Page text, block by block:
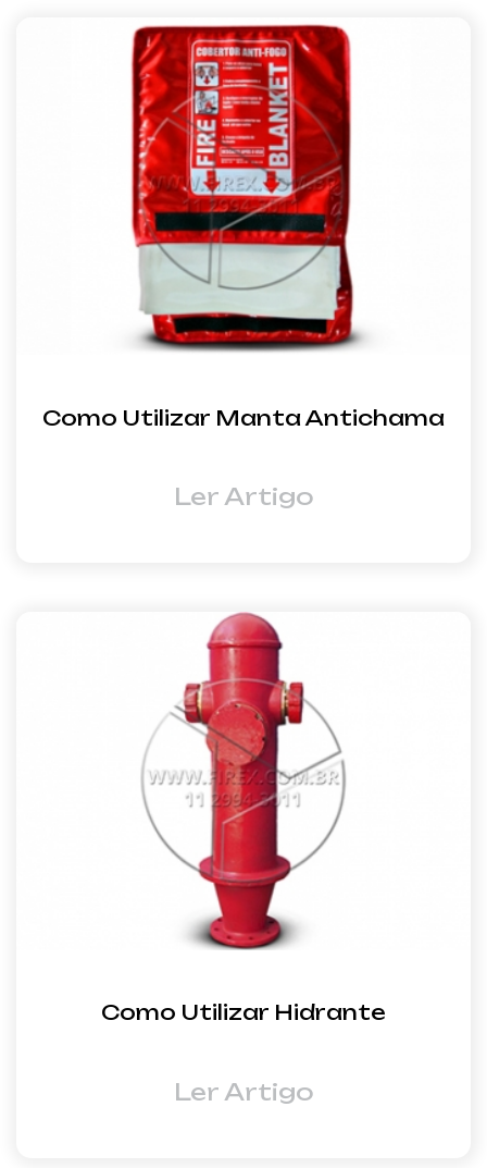
Como Utilizar Manta Antichama
Ler Artigo
Como Utilizar Hidrante
Ler Artigo